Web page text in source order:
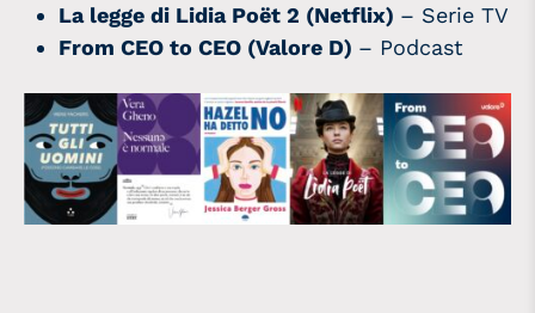
La legge di Lidia Poët 2 (Netflix) – Serie TV
From CEO to CEO (Valore D) – Podcast